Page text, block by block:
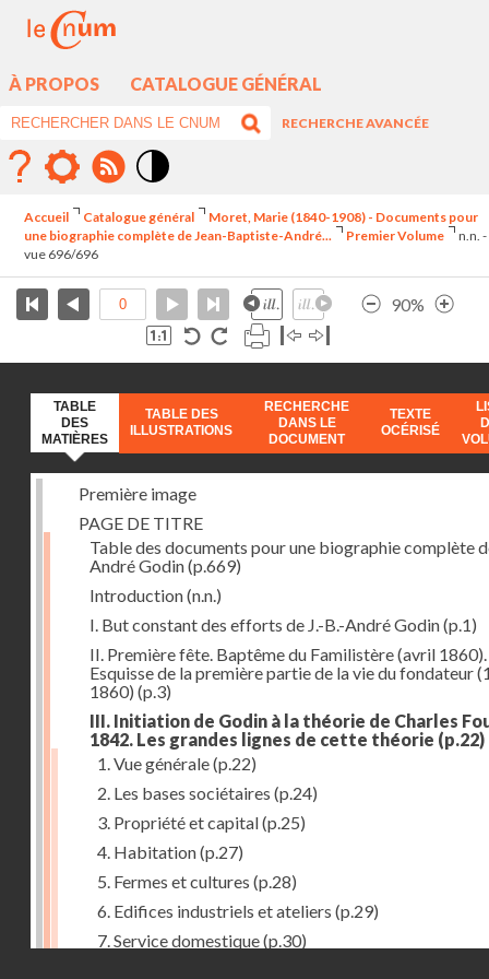
À PROPOS CATALOGUE GÉNÉRAL
RECHERCHE AVANCÉE
élévé
Accueil Catalogue général
Moret, Marie (1840-1908) - Documents pour
une biographie complète de Jean-Baptiste-André...
Premier Volume
n.n. -
vue 696/696
90%
TABLE
DES
MATIÈRES
TABLE DES
ILLUSTRATIONS
RECHERCHE
DANS LE
DOCUMENT
TEXTE
OCÉRISÉ
Première image
PAGE DE TITRE
Table des documents pour une biographie complète
André Godin(p.669)
Introduction(n.n.)
I. But constant des efforts de J.-B.-André Godin(p.1)
II. Première fête. Baptême du Familistère (avril 1860).
Esquisse de la première partie de la vie du fondateur
1860) (p.3)
III. Initiation de Godin à la théorie de Charles
1842. Les grandes lignes de cette théorie (p.22)
1. Vue générale(p.22)
2. Les bases sociétaires (p.24)
3. Propriété et capital(p.25)
4. Habitation(p.27)
5. Fermes et cultures (p.28)
6. Edifices industriels et ateliers (p.29)
7. Service domestique(p.30)